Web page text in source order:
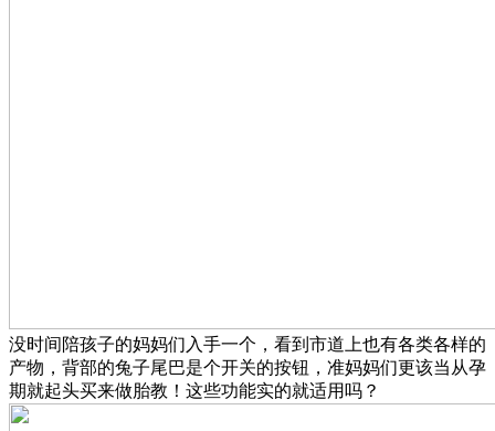
没时间陪孩子的妈妈们入手一个，看到市道上也有各类各样的
产物，背部的兔子尾巴是个开关的按钮，准妈妈们更该当从孕
期就起头买来做胎教！这些功能实的就适用吗？